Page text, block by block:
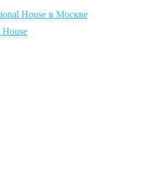
House в Москве